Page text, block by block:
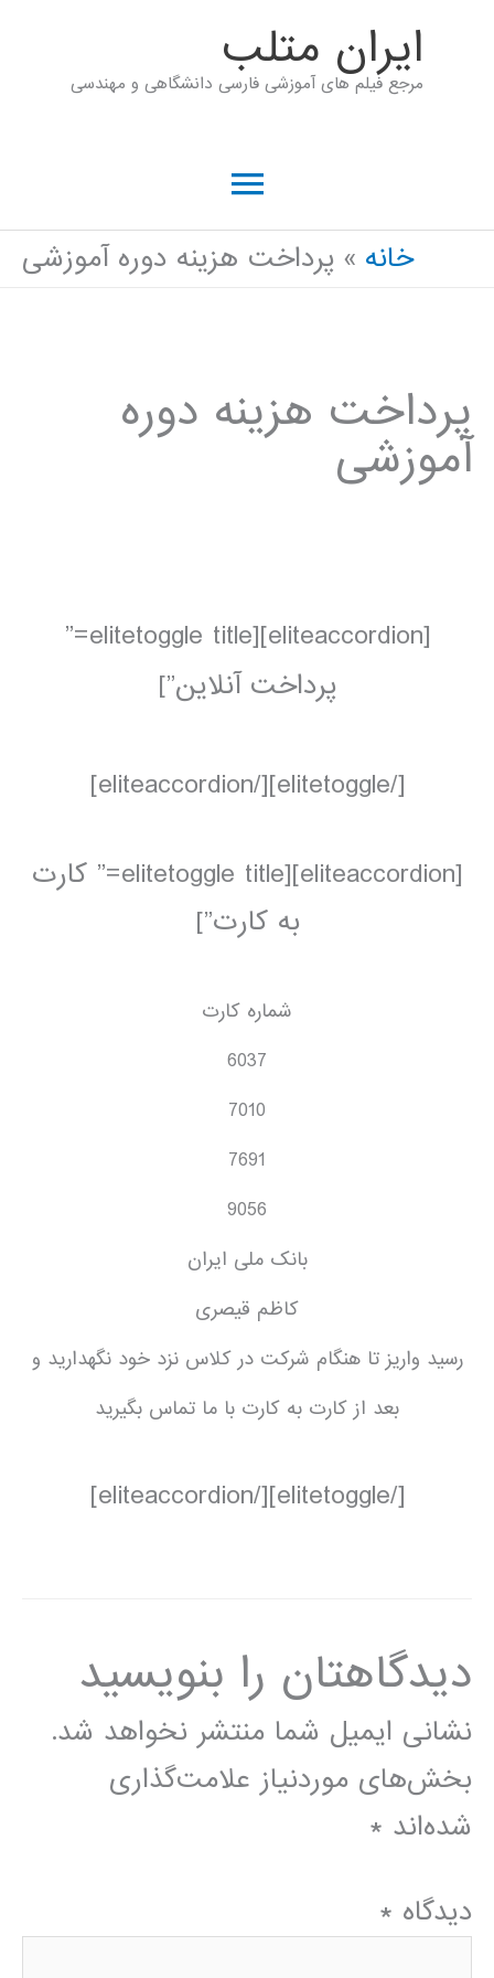
ايران متلب
مرجع فیلم های آموزشی فارسی دانشگاهی و مهندسی
فهرست
اصلی
خانه پرداخت هزینه دوره آموزشی
پرداخت هزینه دوره
آموزشی
[eliteaccordion][elitetoggle title=”
پرداخت آنلاین”]
[/elitetoggle][/eliteaccordion]
[eliteaccordion][elitetoggle title=” کارت
به کارت”]
شماره کارت
6037
7010
7691
9056
بانک ملی ایران
کاظم قیصری
رسید واریز تا هنگام شرکت در کلاس نزد خود نگهدارید و
بعد از کارت به کارت با ما تماس بگیرید
[/elitetoggle][/eliteaccordion]
دیدگاهتان را بنویسید
نشانی ایمیل شما منتشر نخواهد شد.
بخش‌های موردنیاز علامت‌گذاری
شده‌اند *
دیدگاه *